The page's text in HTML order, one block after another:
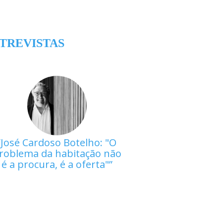
José Cardoso Botelho: "O
da habitação não
é a procura, é a oferta"